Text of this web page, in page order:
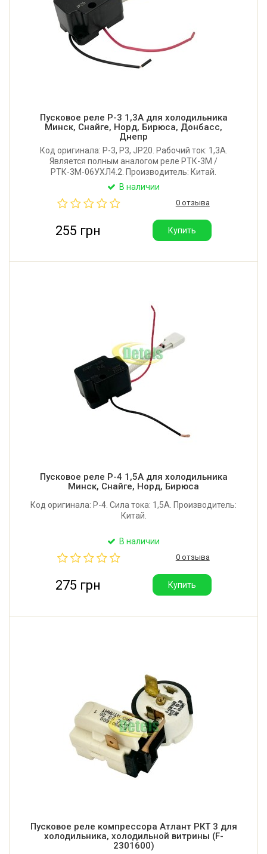
Пусковое реле Р-3 1,3A для холодильника
Минск, Снайге, Норд, Бирюса, Донбасс,
Днепр
Код оригинала: Р-3, Р3, JP20. Рабочий ток: 1,3A.
Является полным аналогом реле РТК-3М /
РТК-3М-06УХЛ4.2. Производитель: Китай.
В наличии
0 отзыва
255 грн Купить
Пусковое реле Р-4 1,5A для холодильника
Минск, Снайге, Норд, Бирюса
Код оригинала: Р-4. Сила тока: 1,5A. Производитель:
Китай.
В наличии
0 отзыва
275 грн Купить
Пусковое реле компрессора Атлант РКТ 3 для
холодильника, холодильной витрины (F-
2301600)